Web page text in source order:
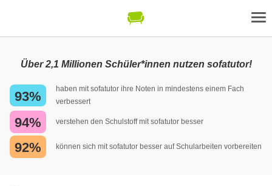
Über 2,1 Millionen Schüler*innen nutzen sofatutor!
93%
haben mit sofatutor ihre Noten in mindestens einem Fach
verbessert
94% verstehen den Schulstoff mit sofatutor besser
92% können sich mit sofatutor besser auf Schularbeiten vorbereiten